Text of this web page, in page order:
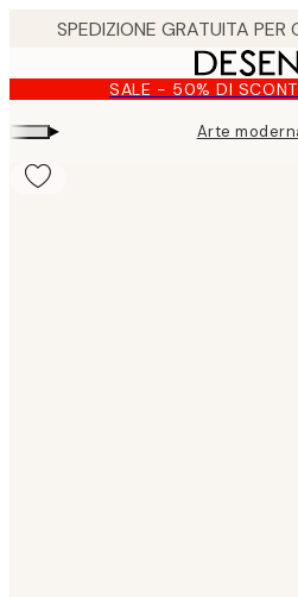
content.
SALE - 50% DI
▸ Arte